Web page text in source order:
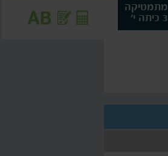
מתמטיקה
3 כיתה י'